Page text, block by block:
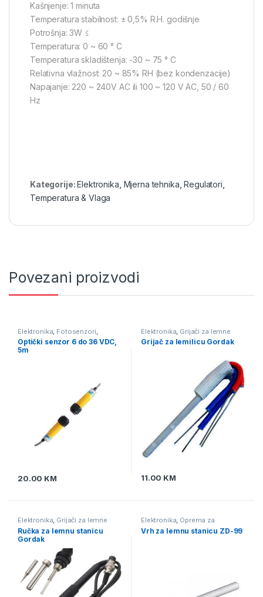
Kašnjenje: 1 minuta
Temperatura stabilnost: ± 0,5% R.H. godišnje
Potrošnja: 3W ≤
Temperatura: 0 ~ 60 ° C
Temperatura skladištenja: -30 ~ 75 ° C
Relativna vlažnost: 20 ~ 85% RH (bez kondenzacije)
Napajanje: 220 ~ 240V AC ili 100 ~ 120 V AC, 50 / 60
Hz
Kategorije:Elektronika Mjerna tehnika ,Regulatori
Temperatura & Vlaga
Povezani proizvodi
Elektronika Fotosenzori
Senzori
Optički senzor 6 do 36 VDC,
5m
20.00 KM
Elektronika Grijači za lemne
stanice Oprema za lemljenje
Grijač za lemilicu Gordak
11.00 KM
Elektronika, Grijači za lemne
stanice Lemne stanice,
za lemljenje,Pomagala i alat za
lemljenje
Ručka za lemnu stanicu
Gordak
Elektronika, Oprema za
lemljenje Vrhovi za lemne
stanice
Vrh za lemnu stanicu ZD-99